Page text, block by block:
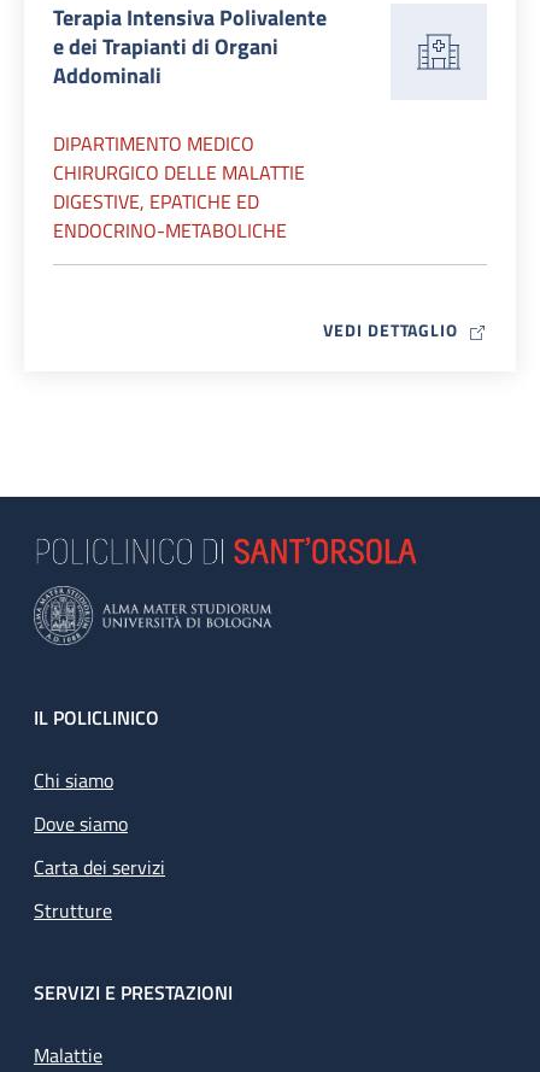
Terapia Intensiva Polivalente
e dei Trapianti di Organi
Addominali
DIPARTIMENTO MEDICO
CHIRURGICO DELLE MALATTIE
DIGESTIVE, EPATICHE ED
ENDOCRINO-METABOLICHE
VEDI DETTAGLIO MAP ICON
Footer
IL POLICLINICO
Chi siamo
Dove siamo
Carta dei servizi
Strutture
SERVIZI E PRESTAZIONI
Malattie